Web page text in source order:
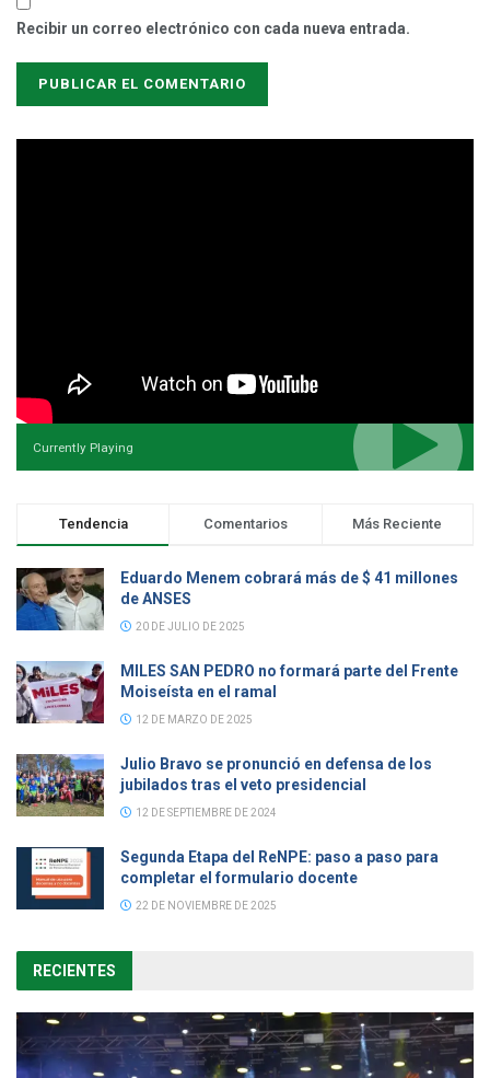
Recibir un correo electrónico con cada nueva entrada.
Currently Playing
Tendencia Comentarios Más Reciente
Eduardo Menem cobrará más de $ 41 millones
de ANSES
20 DE JULIO DE 2025
MILES SAN PEDRO no formará parte del Frente
Moiseísta en el ramal
12 DE MARZO DE 2025
Julio Bravo se pronunció en defensa de los
jubilados tras el veto presidencial
12 DE SEPTIEMBRE DE 2024
Segunda Etapa del ReNPE: paso a paso para
completar el formulario docente
22 DE NOVIEMBRE DE 2025
RECIENTES